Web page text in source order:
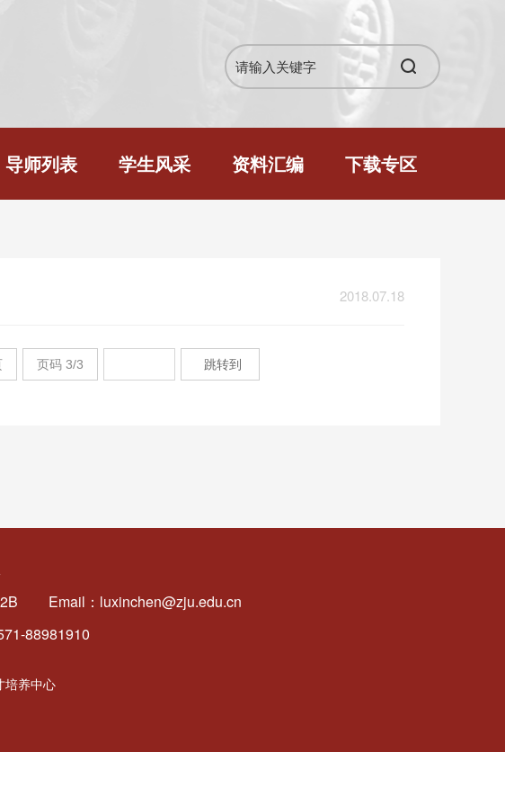
导师列表 学生风采 资料汇编 下载专区
2018.07.18
页码 3/3 跳转到
Email：luxinchen@zju.edu.cn
88981910
培养中心